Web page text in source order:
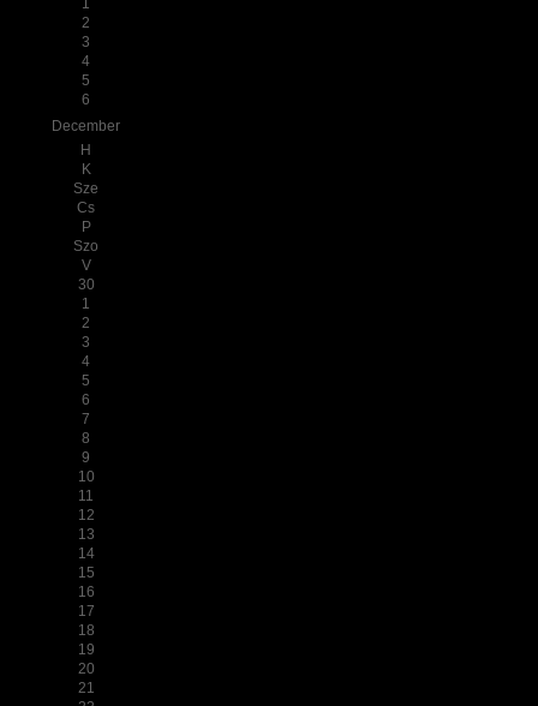
1
2
3
4
5
6
December
H
K
Sze
Cs
P
Szo
V
30
1
2
3
4
5
6
7
8
9
10
11
12
13
14
15
16
17
18
19
20
21